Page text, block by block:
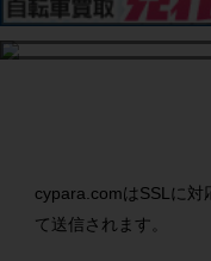
cypara.comはSSLに対
て送信されます。